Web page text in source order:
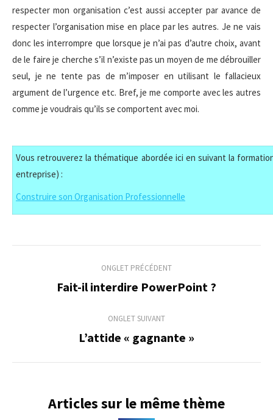
respecter mon organisation c’est aussi accepter par avance de
respecter l’organisation mise en place par les autres. Je ne vais
donc les interrompre que lorsque je n’ai pas d’autre choix, avant
de le faire je cherche s’il n’existe pas un moyen de me débrouiller
seul, je ne tente pas de m’imposer en utilisant le fallacieux
argument de l’urgence etc. Bref, je me comporte avec les autres
comme je voudrais qu’ils se comportent avec moi.
Vous retrouverez la thématique abordée ici en suivant la
entreprise) :
Construire son Organisation Professionnelle
commentaire
ONGLET PRÉCÉDENT
Onglet
Fait-il interdire PowerPoint ?
ONGLET SUIVANT
Onglet
L’attide « gagnante »
Articles sur le même thème